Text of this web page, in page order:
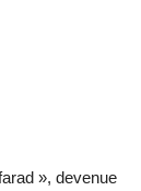
», devenue